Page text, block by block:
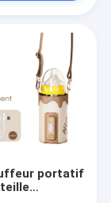
portatif